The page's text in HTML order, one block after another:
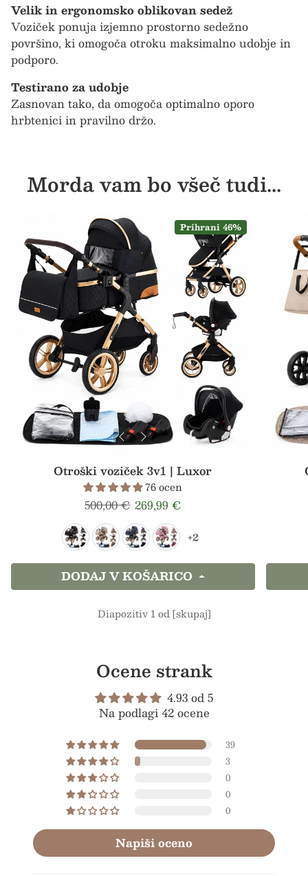
Velik in ergonomsko oblikovan sedež
Voziček ponuja izjemno prostorno sedežno
površino, ki omogoča otroku maksimalno udobje in
podporo.
Testirano za udobje
Zasnovan tako, da omogoča optimalno oporo
hrbtenici in pravilno držo.
Morda vam bo všeč tudi...
Prihrani 46%
Otroški voziček 3v1 | Luxor
76 ocen
Redna cena
500,00 € Prodajna cena
269,99 €
+2
DODAJ V KOŠARICO
Diapozitiv 1 od [skupaj]
Ocene strank
4.93 od 5
Na podlagi 42 ocene
39
3
0
0
0
Napiši oceno